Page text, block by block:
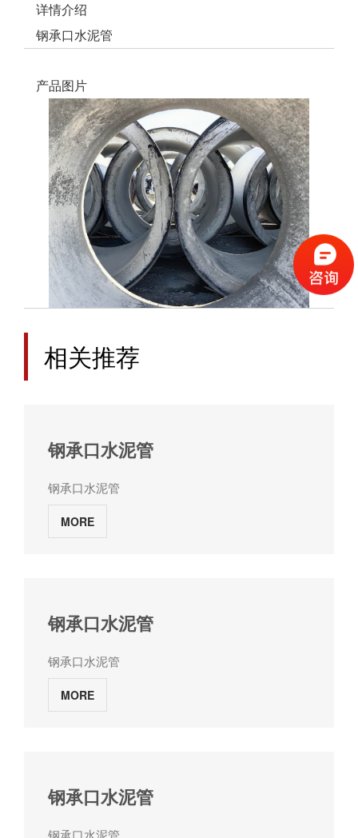
详情介绍
钢承口水泥管
产品图片
相关推荐
钢承口水泥管
钢承口水泥管
MORE
钢承口水泥管
钢承口水泥管
MORE
钢承口水泥管
钢承口水泥管